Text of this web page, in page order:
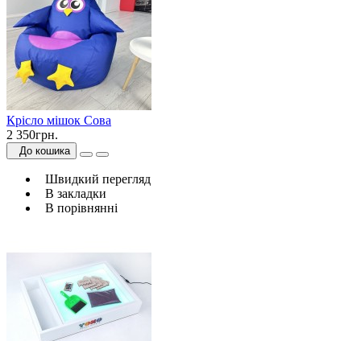
Крісло мішок Сова
2 350грн.
До кошика
Швидкий перегляд
В закладки
В порівнянні